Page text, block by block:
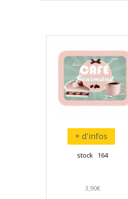
+ d'infos
stock 164
3,90€